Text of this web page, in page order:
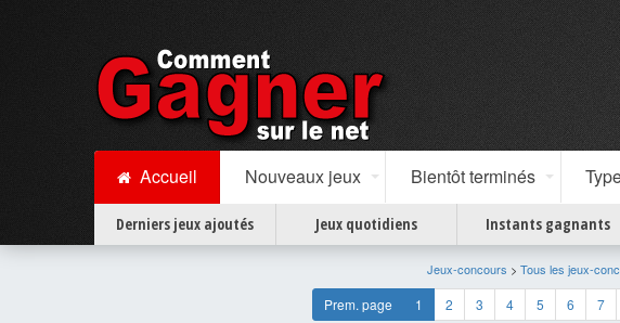
Accueil Nouveaux jeux Bientôt terminés
Derniers jeux ajoutés Jeux quotidiens Instants gagnants
Jeux-concours > Tous les jeux-
Prem. page 1 2 3 4 5 6 7